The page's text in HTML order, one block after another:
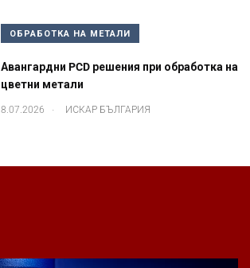
ОБРАБОТКА НА МЕТАЛИ
Авангардни PCD решения при обработка на
цветни метали
8.07.2026 ИСКАР БЪЛГАРИЯ